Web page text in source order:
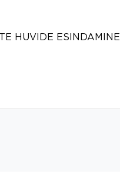
HUVIDE ESINDAMINE